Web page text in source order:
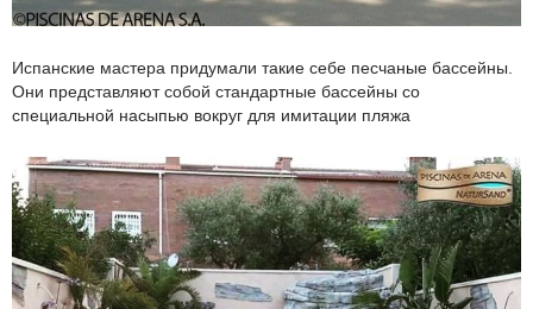
Испанские мастера придумали такие себе песчаные бассейны.
Они представляют собой стандартные бассейны со
специальной насыпью вокруг для имитации пляжа